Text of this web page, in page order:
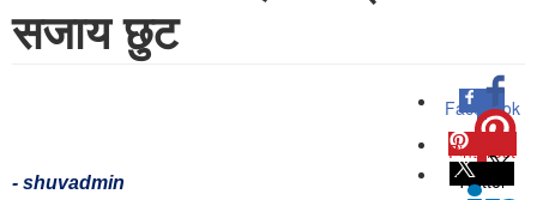
सजाय छुट
- shuvadmin
Facebook
0
Pinterest
Twitter